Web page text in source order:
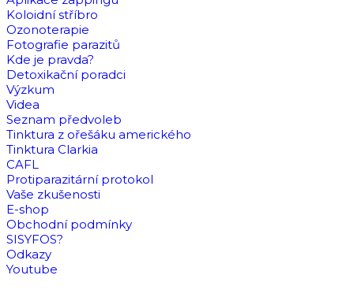
Koloidní stříbro
Ozonoterapie
Fotografie parazitů
Kde je pravda?
Detoxikační poradci
Výzkum
Videa
Seznam předvoleb
Tinktura z ořešáku amerického
Tinktura Clarkia
CAFL
Protiparazitární protokol
Vaše zkušenosti
E-shop
Obchodní podmínky
SISYFOS?
Odkazy
Youtube